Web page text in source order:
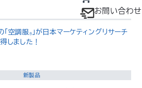
ンロードサービス
ユーザー登録
お問い合わせ
「空調服®」が日本マーケティングリサーチ
しました！
新製品